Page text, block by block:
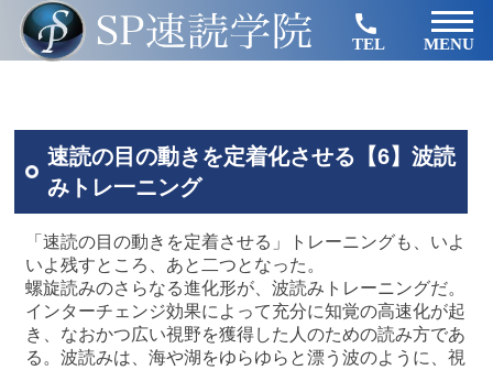
TEL MENU
速読の目の動きを定着化させる【6】波読
みトレ一ニング
「速読の目の動きを定着させる」トレーニングも、いよ
いよ残すところ、あと二つとなった。
螺旋読みのさらなる進化形が、波読みトレーニングだ。
インターチェンジ効果によって充分に知覚の高速化が起
き、なおかつ広い視野を獲得した人のための読み方であ
る。波読みは、海や湖をゆらゆらと漂う波のように、視